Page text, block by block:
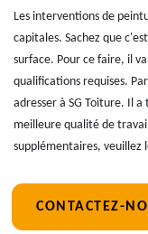
Les interventions de
capitales. Sachez que
surface. Pour ce faire, il
qualifications requises.
adresser à SG Toiture. Il
meilleure qualité de
supplémentaires, veuillez
CONTACTEZ-